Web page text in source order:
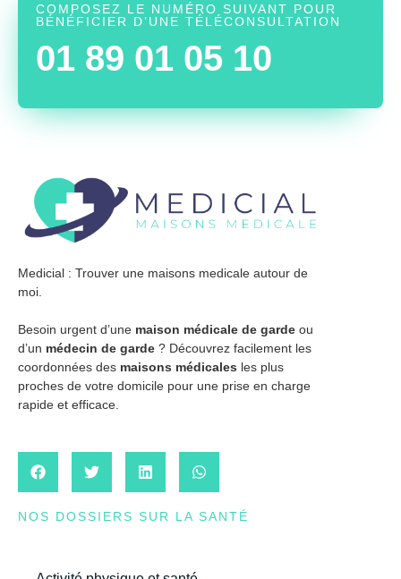
COMPOSEZ LE NUMÉRO SUIVANT POUR
BÉNÉFICIER D’UNE TÉLÉCONSULTATION
01 89 01 05 10
Medicial : Trouver une maisons medicale autour de
moi.
Besoin urgent d’une maison médicale de garde ou
d’un médecin de garde ? Découvrez facilement les
coordonnées des maisons médicales les plus
proches de votre domicile pour une prise en charge
rapide et efficace.
NOS DOSSIERS SUR LA SANTÉ